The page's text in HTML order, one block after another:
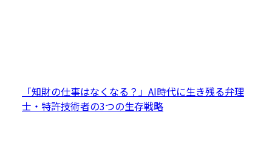
「知財の仕事はなくなる？」AI時代に生き残る弁理
士・特許技術者の3つの生存戦略